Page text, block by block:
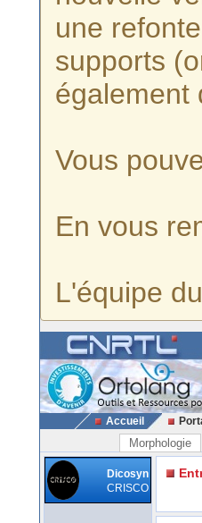
une
supports
également
Vous
En vous
L'équipe
Accueil
Morphologie
Dicosyn
CRISCO